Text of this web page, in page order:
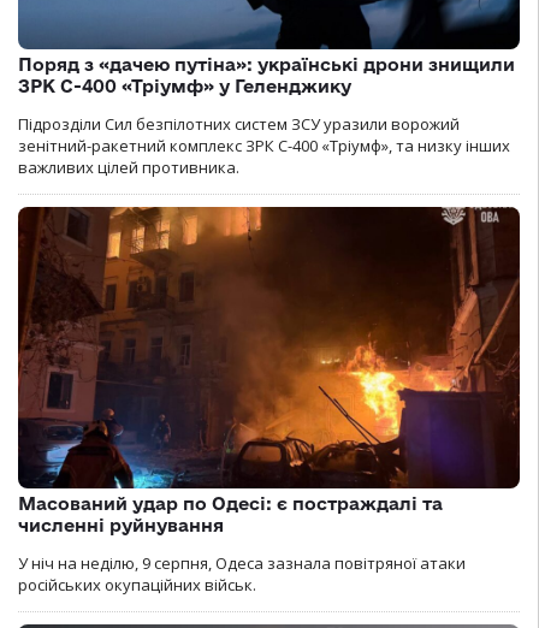
Поряд з «дачею путіна»: українські дрони знищили
ЗРК С-400 «Тріумф» у Геленджику
Підрозділи Сил безпілотних систем ЗСУ уразили ворожий
зенітний-ракетний комплекс ЗРК С-400 «Тріумф», та низку інших
важливих цілей противника.
Масований удар по Одесі: є постраждалі та
численні руйнування
У ніч на неділю, 9 серпня, Одеса зазнала повітряної атаки
російських окупаційних військ.